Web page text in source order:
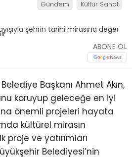
Gündem Kültür Sanat
ABONE OL
Başkanı Ahmet Akın,
koruyup geleceğe en iyi
önemli projeleri hayata
kültürel mirasın
proje ve yatırımları
Belediyesi’nin